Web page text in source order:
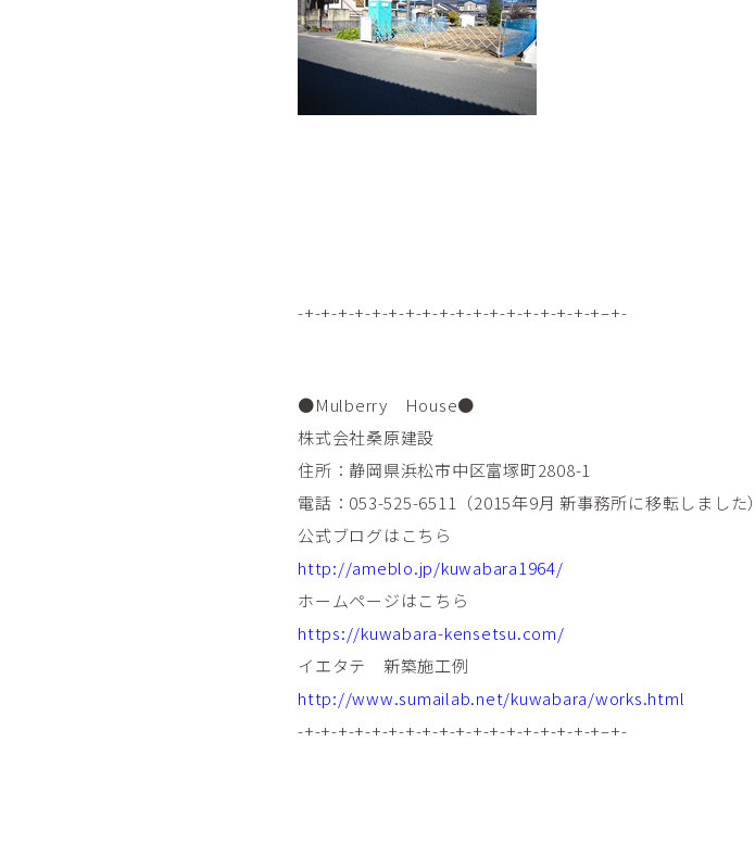
-+-+-+-+-+-+-+-+-+-+-+-+-+-+-+-+-+-+–+-
●Mulberry House●
株式会社桑原建設
住所：静岡県浜松市中区富塚町2808-1
電話：053-525-6511（2015年9月 新事務所に移転しました）
公式ブログはこちら
http://ameblo.jp/kuwabara1964/
ホームページはこちら
https://kuwabara-kensetsu.com/
イエタテ 新築施工例
http://www.sumailab.net/kuwabara/works.html
-+-+-+-+-+-+-+-+-+-+-+-+-+-+-+-+-+-+–+-